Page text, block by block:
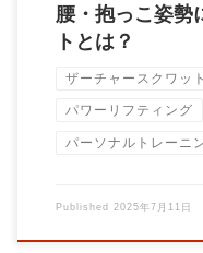
腰・抱っこ姿勢
トとは？
ザーチャースクワット
パワーリフティング
パーソナルトレーニ
Published 2025年7月11日